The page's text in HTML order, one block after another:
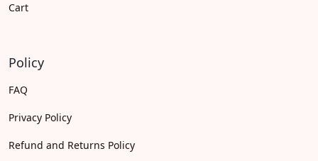
Cart
Policy
FAQ
Privacy Policy
Refund and Returns Policy